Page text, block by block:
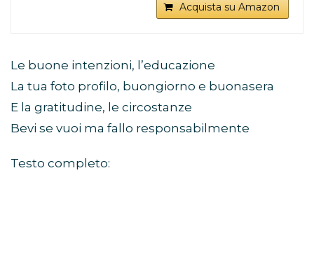
Acquista su Amazon
Le buone intenzioni, l’educazione
La tua foto profilo, buongiorno e buonasera
E la gratitudine, le circostanze
Bevi se vuoi ma fallo responsabilmente
Testo completo: